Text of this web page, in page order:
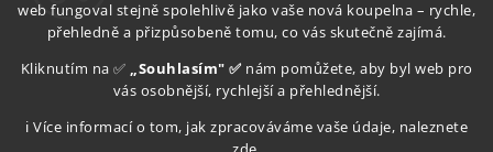
web fungoval stejně spolehlivě jako vaše nová koupelna – rychle,
přehledně a přizpůsobeně tomu, co vás skutečně zajímá.
Kliknutím na ✅ „Souhlasím" ✅ nám pomůžete, aby byl web pro
vás osobnější, rychlejší a přehlednější.
ℹ️ Více informací o tom, jak zpracováváme vaše údaje, naleznete